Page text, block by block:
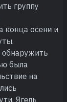
группу
конца осени и
была
на
Ягель